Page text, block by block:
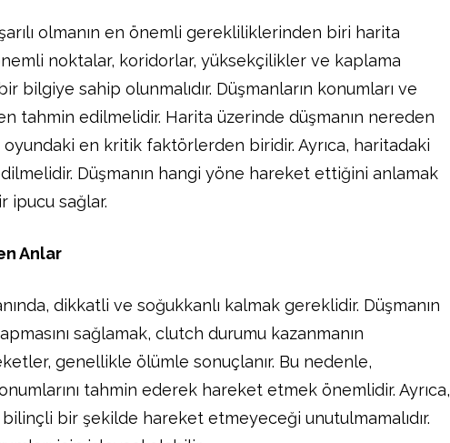
olmanın en önemli gerekliliklerinden biri harita
noktalar, koridorlar, yüksekçilikler ve kaplama
bilgiye sahip olunmalıdır. Düşmanların konumları ve
tahmin edilmelidir. Harita üzerinde düşmanın nereden
oyundaki en kritik faktörlerden biridir. Ayrıca, haritadaki
Düşmanın hangi yöne hareket ettiğini anlamak
ipucu sağlar.
Anlar
dikkatli ve soğukkanlı kalmak gereklidir. Düşmanın
sağlamak, clutch durumu kazanmanın
genellikle ölümle sonuçlanır. Bu nedenle,
tahmin ederek hareket etmek önemlidir. Ayrıca,
bir şekilde hareket etmeyeceği unutulmamalıdır.